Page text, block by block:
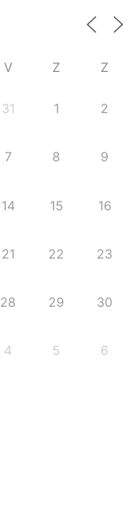
V Z Z
31 1 2
7 8 9
14 15 16
21 22 23
28 29 30
4 5 6